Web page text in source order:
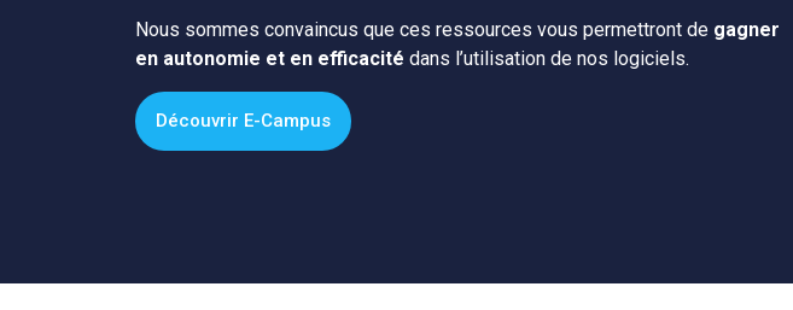
Nous sommes convaincus que ces ressources vous permettront de gagner
en autonomie et en efficacité dans l’utilisation de nos logiciels.
Découvrir E-Campus